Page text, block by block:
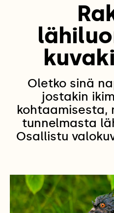
Oletko sinä
jostakin
kohtaamisesta,
tunnelmasta
Osallistu